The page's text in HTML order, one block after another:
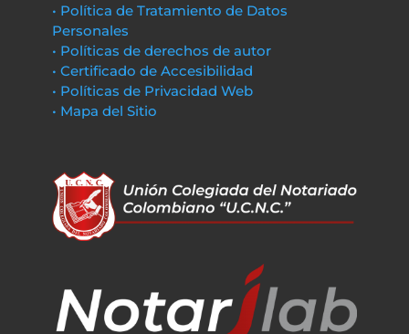
• Política de Tratamiento de Datos
Personales
• Políticas de derechos de autor
• Certificado de Accesibilidad
• Políticas de Privacidad Web
• Mapa del Sitio